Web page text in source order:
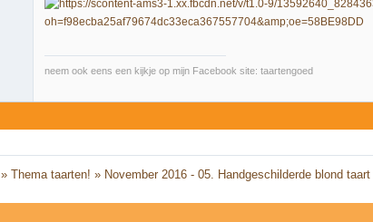
neem ook eens een kijkje op mijn Facebook site: taartengoed
»Thema taarten! » November 2016 - 05. Handgeschilderde blond taart